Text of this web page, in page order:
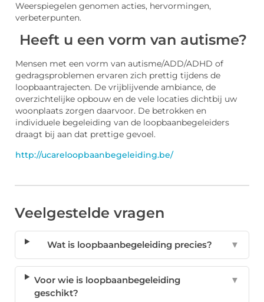
Weerspiegelen genomen acties, hervormingen,
verbeterpunten.
Heeft u een vorm van autisme?
Mensen met een vorm van autisme/ADD/ADHD of
gedragsproblemen ervaren zich prettig tijdens de
loopbaantrajecten. De vrijblijvende ambiance, de
overzichtelijke opbouw en de vele locaties dichtbij uw
woonplaats zorgen daarvoor. De betrokken en
individuele begeleiding van de loopbaanbegeleiders
draagt bij aan dat prettige gevoel.
http://ucareloopbaanbegeleiding.be/
Veelgestelde vragen
Wat is loopbaanbegeleiding precies? ▼
Voor wie is loopbaanbegeleiding
geschikt?
▼